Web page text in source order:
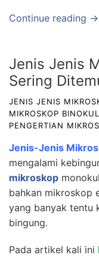
Continue reading →
Jenis Jenis
Sering
JENIS JENIS
MIKROSKOP
PENGERTIAN
Jenis-Jenis
mengalami
mikroskop
bahkan mikroskop
yang banyak tentu
bingung.
Pada artikel kali ini